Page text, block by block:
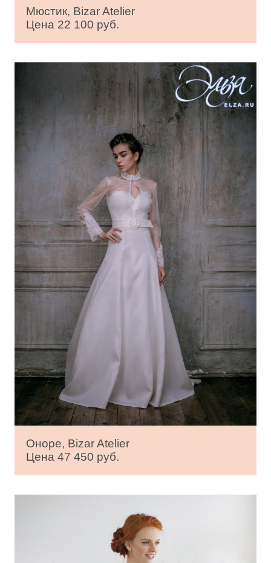
Мюстик, Bizar Atelier
Цена 22 100 руб.
Оноре, Bizar Atelier
Цена 47 450 руб.